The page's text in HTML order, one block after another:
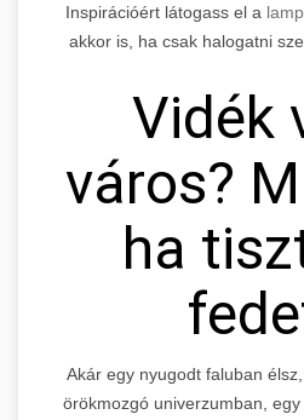
Inspirációért látogass el a
akkor is, ha csak halogatni
Vidék
város?
ha
Akár egy nyugodt faluban
örökmozgó univerzumban,